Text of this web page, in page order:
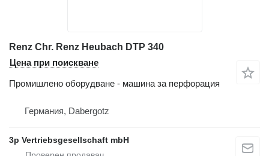
Renz Chr. Renz Heubach DTP 340
Цена при поискване
Промишлено оборудване - машина за перфорация
Германия, Dabergotz
3p Vertriebsgesellschaft mbH